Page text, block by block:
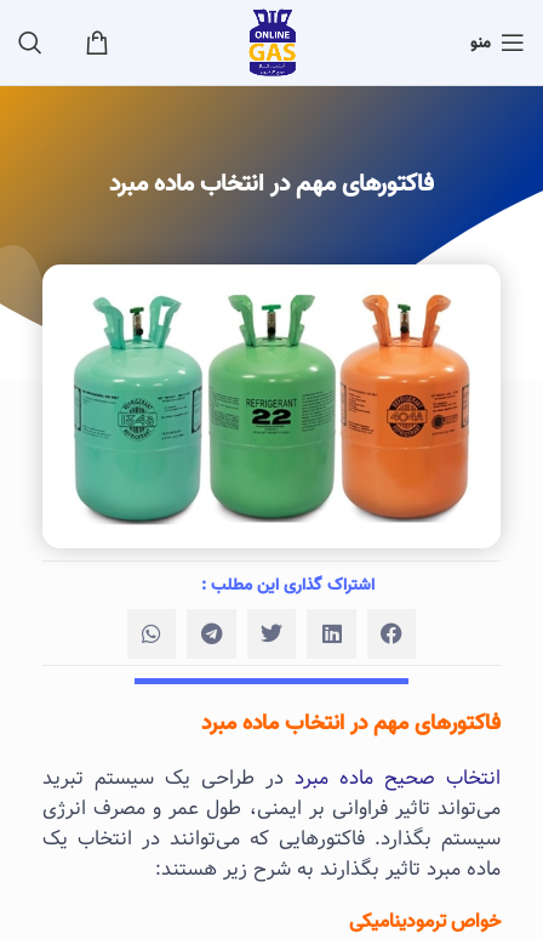
منو
فاکتورهای مهم در انتخاب ماده مبرد
اشتراک گذاری این مطلب :
فاکتورهای مهم در انتخاب ماده مبرد
انتخاب صحیح ماده مبرد در طراحی یک سیستم تبرید
می‌تواند تاثیر فراوانی بر ایمنی، طول عمر و مصرف انرژی
سیستم بگذارد. فاکتورهایی که می‌توانند در انتخاب یک
ماده مبرد تاثیر بگذارند به شرح زیر هستند:
خواص ترمودینامیکی